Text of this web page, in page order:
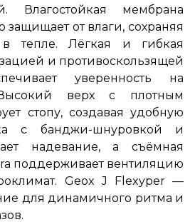
Влагостойкая мембрана
от влаги, сохраняя
тепле. Лёгкая и гибкая
и противоскользящей
уверенность на
верх с плотным
стопу, создавая удобную
с банджи-шнуровкой и
надевание, а съёмная
поддерживает вентиляцию
Geox J Flexyper —
для динамичного ритма и